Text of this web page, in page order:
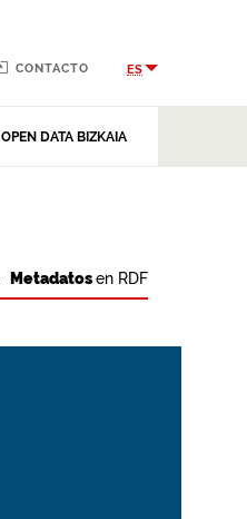
OPEN DATA BIZKAIA
CONTACTO ES
Metadatosen RDF